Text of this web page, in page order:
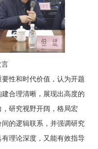
言
性和时代价值，认为开题
建合理清晰 ，展现出高度的
研究视野开阔，格局宏
的逻辑联系，并强调研究
理论深度，又能有效指导